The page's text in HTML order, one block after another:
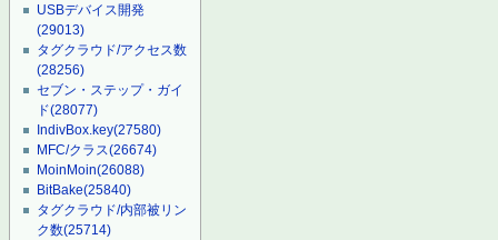
USBデバイス開発
(29013)
タグクラウド/アクセス数
(28256)
セブン・ステップ・ガイ
ド(28077)
IndivBox.key(27580)
MFC/クラス(26674)
MoinMoin(26088)
BitBake(25840)
タグクラウド/内部被リン
ク数(25714)